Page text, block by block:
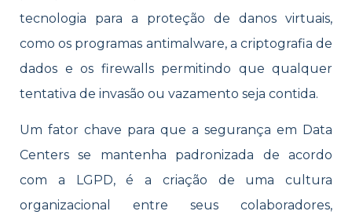
tecnologia para a proteção de danos virtuais,
como os programas antimalware, a criptografia de
dados e os firewalls permitindo que qualquer
tentativa de invasão ou vazamento seja contida.
Um fator chave para que a segurança em Data
Centers se mantenha padronizada de acordo
com a LGPD, é a criação de uma cultura
organizacional entre seus colaboradores,